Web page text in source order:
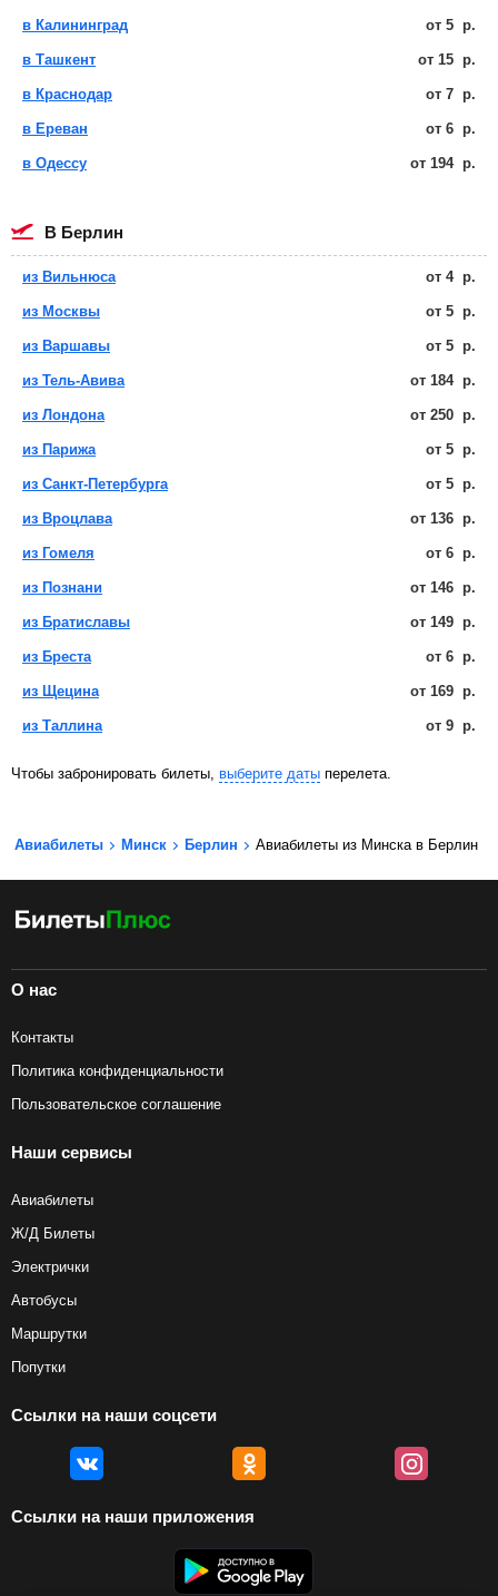
в Калининград от 5 р.
в Ташкент от 15 р.
в Краснодар от 7 р.
в Ереван от 6 р.
в Одессу от 194 р.
в Берлин
из Вильнюса от 4 р.
из Москвы от 5 р.
из Варшавы от 5 р.
из Тель-Авива от 184 р.
из Лондона от 250 р.
из Парижа от 5 р.
из Санкт-Петербурга от 5 р.
из Вроцлава от 136 р.
из Гомеля от 6 р.
из Познани от 146 р.
из Братиславы от 149 р.
из Бреста от 6 р.
из Щецина от 169 р.
из Таллина от 9 р.
Чтобы забронировать билеты, выберите даты перелета.
Авиабилеты Минск Берлин Авиабилеты из Минска в Берлин
О нас
Контакты
Политика конфиденциальности
Пользовательское соглашение
Наши сервисы
Авиабилеты
Ж/Д Билеты
Электрички
Автобусы
Маршрутки
Попутки
Ссылки на наши соцсети
Ссылки на наши приложения